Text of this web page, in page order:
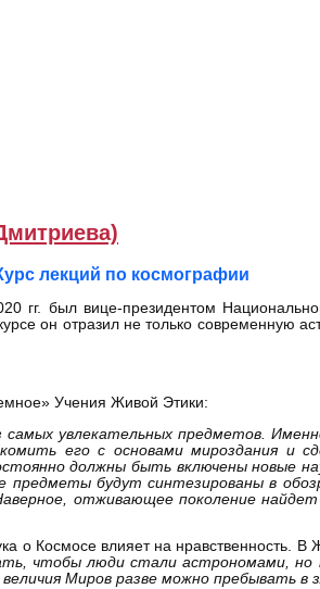
лекций по космографии
гг. был вице-президентом
он отразил не только современную
Учения Живой Этики:
увлекательных предметов.
его с основами мироздания и
должны быть включены новые
будут синтезированы в
отживающее поколение
о Космосе влияет на нравственность. В
чтобы люди стали астрономами,
Миров разве можно пребывать в